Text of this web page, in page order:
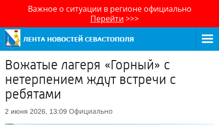
Важное о ситуации в регионе официально
Перейти >>>
Вожатые лагеря «Горный» с
нетерпением ждут встречи с
ребятами
2 июня 2026, 13:09 Официально